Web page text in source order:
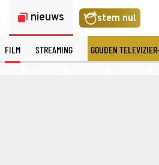
nieuws stem nu!
FILM STREAMING GOUDEN